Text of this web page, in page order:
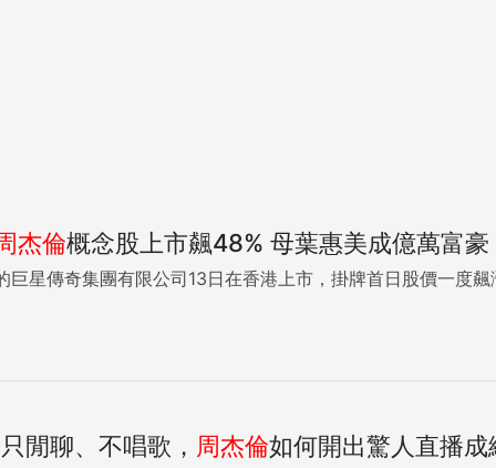
杰倫概念股上市飆48% 母葉惠美成億萬富豪
巨星傳奇集團有限公司13日在香港上市，掛牌首日股價一度飆
閒聊、不唱歌， 周杰倫如何開出驚人直播成